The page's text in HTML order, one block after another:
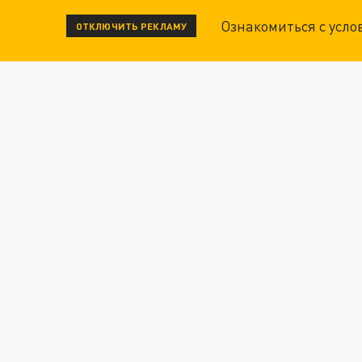
ОТКЛЮЧИТЬ РЕКЛАМУ Ознакомиться с